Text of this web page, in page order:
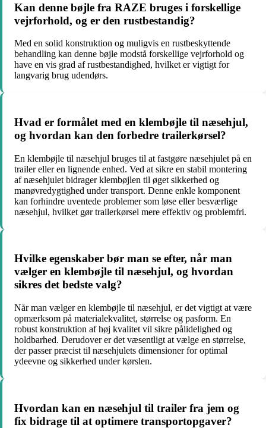
Kan denne bøjle fra RAZE bruges i forskellige
vejrforhold, og er den rustbestandig?
Med en solid konstruktion og muligvis en rustbeskyttende
behandling kan denne bøjle modstå forskellige vejrforhold og
have en vis grad af rustbestandighed, hvilket er vigtigt for
langvarig brug udendørs.
Hvad er formålet med en klembøjle til næsehjul,
og hvordan kan den forbedre trailerkørsel?
En klembøjle til næsehjul bruges til at fastgøre næsehjulet på en
trailer eller en lignende enhed. Ved at sikre en stabil montering
af næsehjulet bidrager klembøjlen til øget sikkerhed og
manøvredygtighed under transport. Denne enkle komponent
kan forhindre uventede problemer som løse eller besværlige
næsehjul, hvilket gør trailerkørsel mere effektiv og problemfri.
Hvilke egenskaber bør man se efter, når man
vælger en klembøjle til næsehjul, og hvordan
sikres det bedste valg?
Når man vælger en klembøjle til næsehjul, er det vigtigt at være
opmærksom på materialekvalitet, størrelse og pasform. En
robust konstruktion af høj kvalitet vil sikre pålidelighed og
holdbarhed. Derudover er det væsentligt at vælge en størrelse,
der passer præcist til næsehjulets dimensioner for optimal
ydeevne og sikkerhed under kørslen.
Hvordan kan en næsehjul til trailer fra jem og
fix bidrage til at optimere transportopgaver?